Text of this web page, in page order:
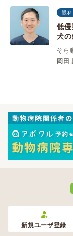
眼
低
犬
そら
岡田
新規ユーザ登録